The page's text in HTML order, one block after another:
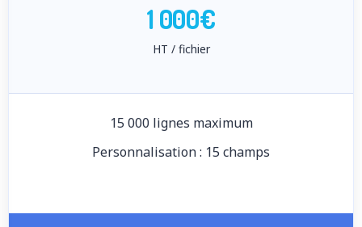
1 000€
HT / fichier
15 000 lignes maximum
Personnalisation : 15 champs